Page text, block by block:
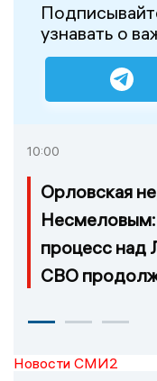
узнавать о
10:00
Орловская
процесс над
СВО
Новости СМИ2